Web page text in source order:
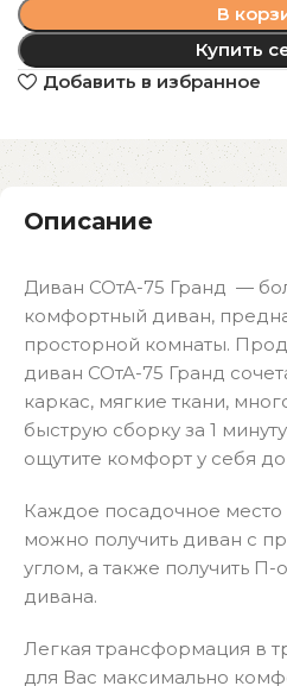
В
Купить
Добавить в избранное
Описание
Диван СОтА-75 Гранд —
комфортный диван,
просторной комнаты.
диван СОтА-75 Гранд
каркас, мягкие ткани,
быструю сборку за 1
ощутите комфорт у себя
Каждое посадочное
можно получить диван с
углом, а также получить
дивана.
Легкая трансформация в
для Вас максимально